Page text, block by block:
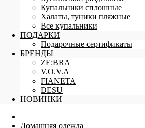
Купальники сплошные
Халаты, туники пляжные
Все купальники
ПОДАРКИ
Подарочные сертификаты
БРЕНДЫ
ZE:BRA
V.O.V.A
FIANETA
DESU
НОВИНКИ
Домашняя одежда